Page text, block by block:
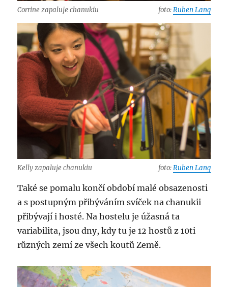
Corrine zapaluje chanukiu foto:Ruben Lang
Kelly zapaluje chanukiu foto:Ruben Lang
Také se pomalu končí období malé obsazenosti
a s postupným přibýváním svíček na chanukii
přibývají i hosté. Na hostelu je úžasná ta
variabilita, jsou dny, kdy tu je 12 hostů z 10ti
různých zemí ze všech koutů Země.